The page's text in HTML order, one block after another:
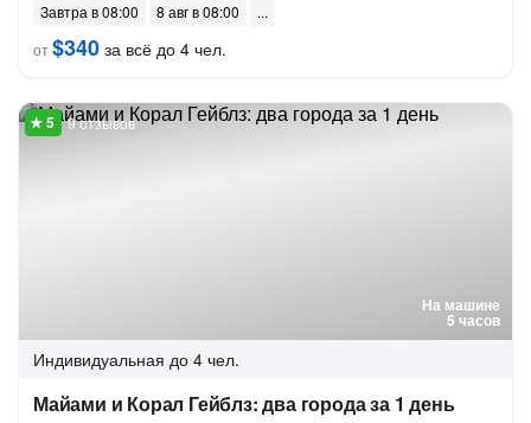
Завтра в 08:00
8 авг в 08:00
от$340 за всё до 4 чел.
На машине
5 часов
9 отзывов
Индивидуальная до 4 чел.
Майами и Корал Гейблз: два города за 1 день